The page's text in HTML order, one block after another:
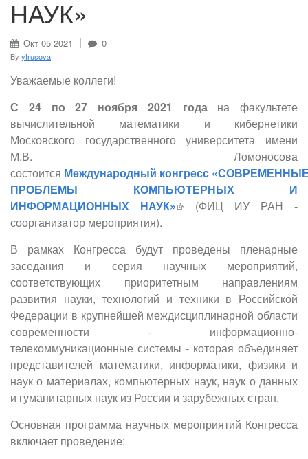
НАУК»
Окт 05 2021 0
By ytrusova
Уважаемые коллеги!
С 24 по 27 ноября 2021 годана факультете
вычислительной математики и кибернетики
Московского государственного университета имени
М.В. Ломоносова
состоится Международный конгресс
ПРОБЛЕМЫ КОМПЬЮТЕРНЫХ И
ИНФОРМАЦИОННЫХ НАУК»(внешняя ссылка)
(ФИЦ ИУ РАН -
соорганизатор мероприятия).
В рамках Конгресса будут проведены пленарные
заседания и серия научных мероприятий,
соответствующих приоритетным направлениям
развития науки, технологий и техники в Российской
Федерации в крупнейшей междисциплинарной области
современности - информационно-
телекоммуникационные системы - которая объединяет
представителей математики, информатики, физики и
наук о материалах, компьютерных наук, наук о данных
и гуманитарных наук из России и зарубежных стран.
Основная программа научных мероприятий Конгресса
включает проведение: